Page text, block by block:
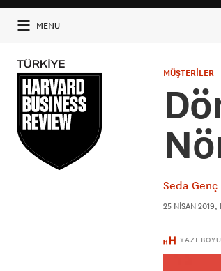
MENÜ
MÜŞTERİLER
Seda Genç
25 NISAN 2019,
YAZI